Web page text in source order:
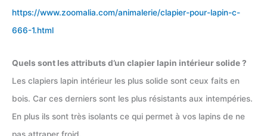
https://www.zoomalia.com/animalerie/clapier-pour-lapin-c-
666-1.html
Quels sont les attributs d’un clapier lapin intérieur solide ?
Les clapiers lapin intérieur les plus solide sont ceux faits en
bois. Car ces derniers sont les plus résistants aux intempéries.
En plus ils sont très isolants ce qui permet à vos lapins de ne